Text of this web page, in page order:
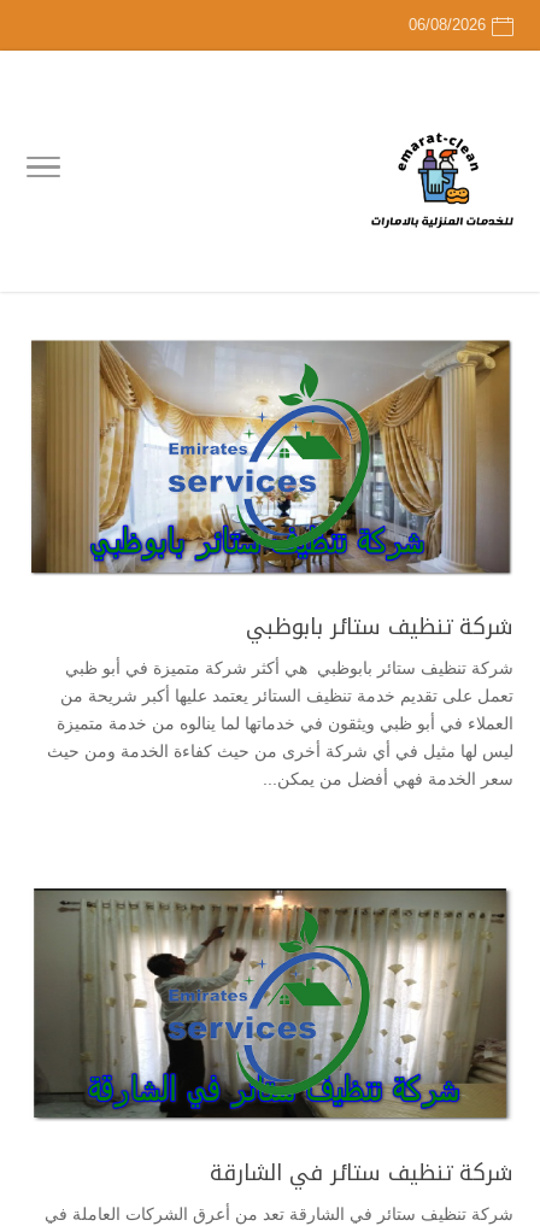
06/08/2026
شركة تنظيف ستائر بابوظبي
شركة تنظيف ستائر بابوظبي هي أكثر شركة متميزة في أبو ظبي
تعمل على تقديم خدمة تنظيف الستائر يعتمد عليها أكبر شريحة من
العملاء في أبو ظبي ويثقون في خدماتها لما ينالوه من خدمة متميزة
ليس لها مثيل في أي شركة أخرى من حيث كفاءة الخدمة ومن حيث
سعر الخدمة فهي أفضل من يمكن...
شركة تنظيف ستائر في الشارقة
شركة تنظيف ستائر في الشارقة تعد من أعرق الشركات العاملة في